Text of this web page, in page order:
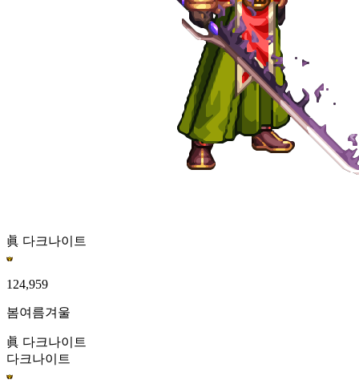
眞 다크나이트
124,959
봄여름겨울
眞 다크나이트
다크나이트